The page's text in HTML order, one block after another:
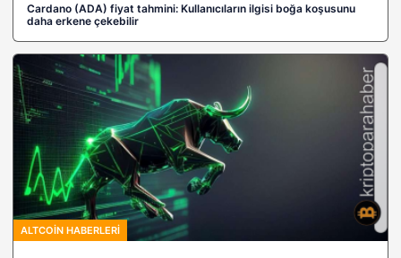
Cardano (ADA) fiyat tahmini: Kullanıcıların ilgisi boğa koşusunu
daha erkene çekebilir
ALTCOIN HABERLERI